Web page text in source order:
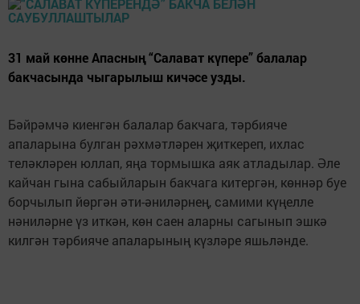
31 май көнне Апасның “Салават күпере” балалар
бакчасында чыгарылыш кичәсе узды.
Бәйрәмчә киенгән балалар бакчага, тәрбияче
апаларына булган рәхмәтләрен җиткереп, ихлас
теләкләрен юллап, яңа тормышка аяк атладылар. Әле
кайчан гына сабыйларын бакчага китергән, көннәр буе
борчылып йөргән әти-әниләрнең, самими күңелле
нәниләрне үз иткән, көн саен аларны сагынып эшкә
килгән тәрбияче апаларының күзләре яшьләнде.